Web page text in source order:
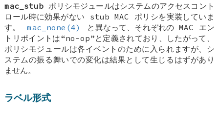
mac_stub ポリシモジュールはシステムのアクセスコント
ロール時に効果がない stub MAC ポリシを実装していま
す。
mac_none(4)
と異なって、それぞれの MAC エン
トリポイントは“no-op”と定義されており、したがって、
ポリシモジュールは各イベントのために入られますが、シ
ステムの振る舞いでの変化は結果として生じるはずがあり
ません。
ラベル形式